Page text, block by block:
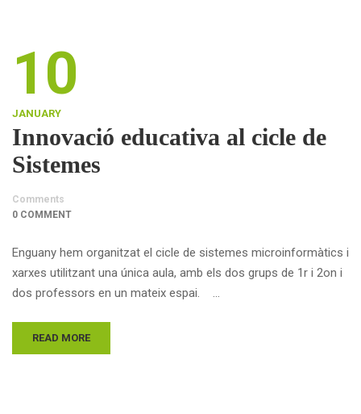
10
JANUARY
Innovació educativa al cicle de
Sistemes
Comments
0 COMMENT
Enguany hem organitzat el cicle de sistemes microinformàtics i
xarxes utilitzant una única aula, amb els dos grups de 1r i 2on i
dos professors en un mateix espai. …
READ MORE